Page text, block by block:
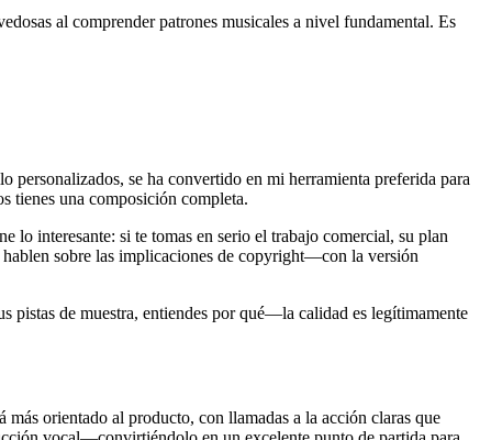
al comprender patrones musicales a nivel fundamental. Es
se ha convertido en mi herramienta preferida para
tienes una composición completa.
lo interesante: si te tomas en serio el trabajo comercial, su plan
hablen sobre las implicaciones de copyright—con la versión
de muestra, entiendes por qué—la calidad es legítimamente
orientado al producto, con llamadas a la acción claras que